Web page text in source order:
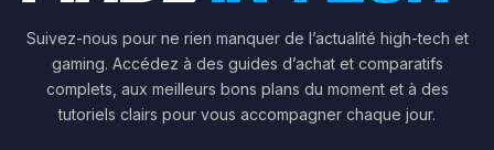
Suivez-nous pour ne rien manquer de l’actualité high-tech et
gaming. Accédez à des guides d’achat et comparatifs
complets, aux meilleurs bons plans du moment et à des
tutoriels clairs pour vous accompagner chaque jour.